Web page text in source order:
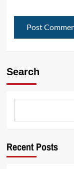
Search
Recent Posts